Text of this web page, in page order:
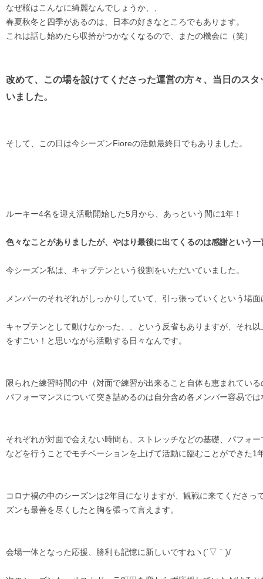
なぜ桜はこんなに綺麗なんでしょうか、、
春夏秋冬と四季があるのは、日本の好きなところでもあります。
これは話し始めたら収拾がつかなくなるので、またの機会に（笑）
改めて、この場を設けてくださった運営の方々、当日のス
いました。
そして、この日は今シーズンFioreの活動最終日でもありました。
ルーキー4名を迎え活動開始した5月から、あっという間に1年！
色々なことがありましたが、やはり最後に出てくるのは感謝という一
今シーズン私は、キャプテンという役割をいただいていました。
メンバーのそれぞれがしっかりしていて、引っ張っていくという場
キャプテンとして動けなかった、、という反省もありますが、それ
をすごい！と思いながら活動する日々なんです。
限られた練習時間の中（対面で練習が出来ること自体も恵まれてい
パフォーマンスについて突き詰めるのは自分含め各メンバー容易で
それぞれが対面で会えない時間も、ストレッチなどの基礎、パフォ
などを行うことでモチベーションを上げて活動に臨むことができた1
コロナ禍の中のシーズンは2年目になりますが、観戦に来てくださっ
ズンも最善を尽くしたと胸を張って言えます。
会場一体となった応援、勝利も記憶に新しいですねヽ(´▽｀)/